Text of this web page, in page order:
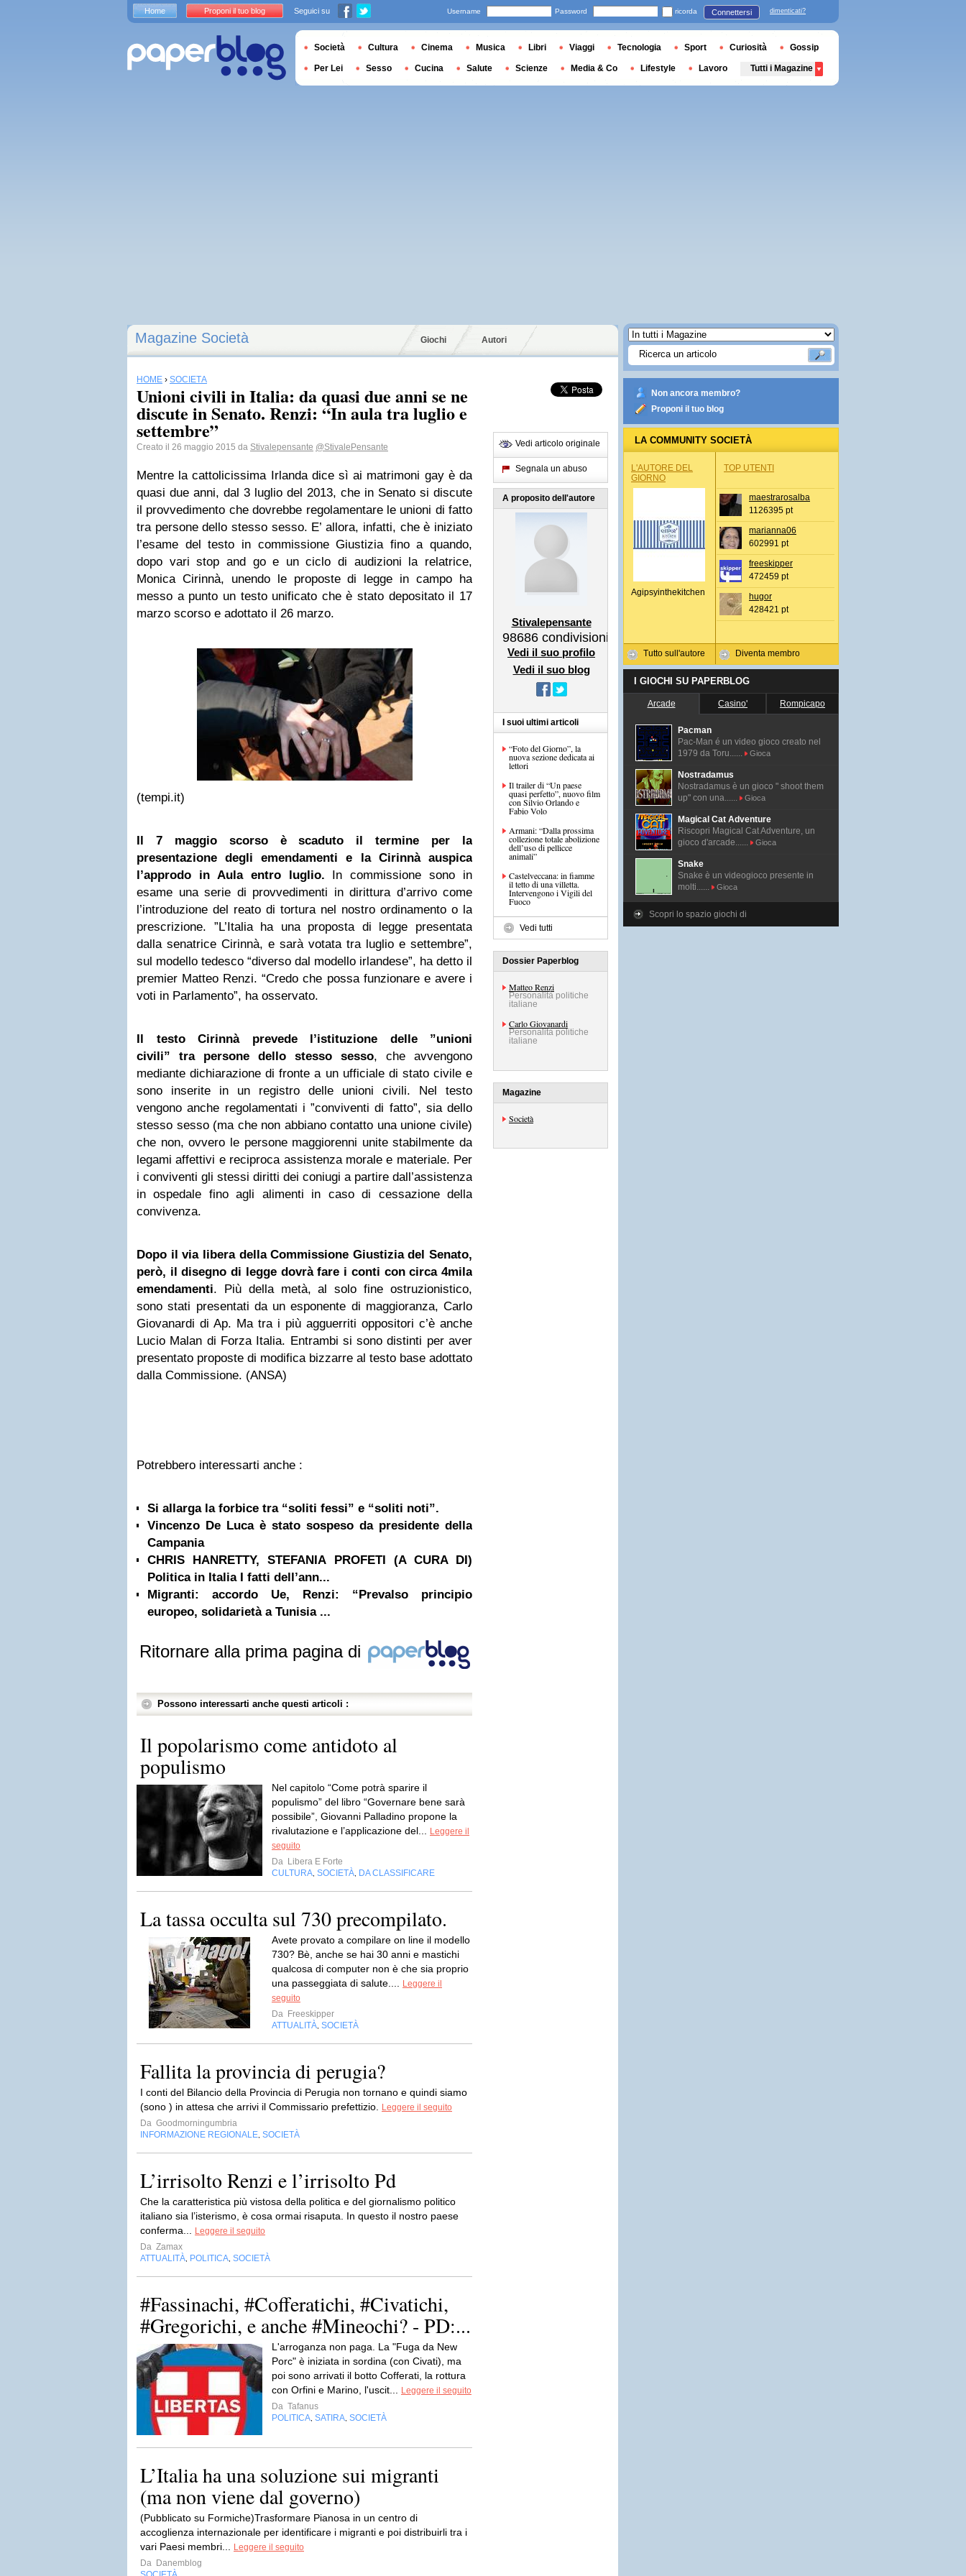
Magazine Società Giochi Autori
HOME › SOCIETÀ
Unioni civili in Italia: da quasi due anni se ne
discute in Senato. Renzi: “In aula tra luglio e
settembre”
Creato il 26 maggio 2015 da Stivalepensante @StivalePensante
Mentre la cattolicissima Irlanda dice sì ai matrimoni gay è da
quasi due anni, dal 3 luglio del 2013, che in Senato si discute
il provvedimento che dovrebbe regolamentare le unioni di fatto
tra persone dello stesso sesso. E’ allora, infatti, che è iniziato
l’esame del testo in commissione Giustizia fino a quando,
dopo vari stop and go e un ciclo di audizioni la relatrice,
Monica Cirinnà, unendo le proposte di legge in campo ha
messo a punto un testo unificato che è stato depositato il 17
marzo scorso e adottato il 26 marzo.
(tempi.it)
Il 7 maggio scorso è scaduto il termine per la
presentazione degli emendamenti e la Cirinnà auspica
l’approdo in Aula entro luglio. In commissione sono in
esame una serie di provvedimenti in dirittura d’arrivo come
l’introduzione del reato di tortura nel nostro ordinamento o la
prescrizione. ”L’Italia ha una proposta di legge presentata
dalla senatrice Cirinnà, e sarà votata tra luglio e settembre”,
sul modello tedesco “diverso dal modello irlandese”, ha detto il
premier Matteo Renzi. “Credo che possa funzionare e avere i
voti in Parlamento”, ha osservato.
Il testo Cirinnà prevede l’istituzione delle ”unioni
civili” tra persone dello stesso sesso, che avvengono
mediante dichiarazione di fronte a un ufficiale di stato civile e
sono inserite in un registro delle unioni civili. Nel testo
vengono anche regolamentati i ”conviventi di fatto”, sia dello
stesso sesso (ma che non abbiano contatto una unione civile)
che non, ovvero le persone maggiorenni unite stabilmente da
legami affettivi e reciproca assistenza morale e materiale. Per
i conviventi gli stessi diritti dei coniugi a partire dall’assistenza
in ospedale fino agli alimenti in caso di cessazione della
convivenza.
Dopo il via libera della Commissione Giustizia del Senato,
però, il disegno di legge dovrà fare i conti con circa 4mila
emendamenti. Più della metà, al solo fine ostruzionistico,
sono stati presentati da un esponente di maggioranza, Carlo
Giovanardi di Ap. Ma tra i più agguerriti oppositori c’è anche
Lucio Malan di Forza Italia. Entrambi si sono distinti per aver
presentato proposte di modifica bizzarre al testo base adottato
dalla Commissione. (ANSA)
Potrebbero interessarti anche :
Si allarga la forbice tra “soliti fessi” e “soliti noti”.
Vincenzo De Luca è stato sospeso da presidente della
Campania
CHRIS HANRETTY, STEFANIA PROFETI (A CURA DI)
Politica in Italia I fatti dell’ann...
Migranti: accordo Ue, Renzi: “Prevalso principio
europeo, solidarietà a Tunisia ...
Ritornare alla prima pagina di
Possono interessarti anche questi articoli :
Il popolarismo come antidoto al
populismo
Nel capitolo “Come potrà sparire il
populismo” del libro “Governare bene sarà
possibile”, Giovanni Palladino propone la
rivalutazione e l’applicazione del...
Leggere il
seguito
Da Libera E Forte
CULTURA SOCIETÀ DA CLASSIFICARE
La tassa occulta sul 730 precompilato.
Avete provato a compilare on line il modello
730? Bè, anche se hai 30 anni e mastichi
qualcosa di computer non è che sia proprio
una passeggiata di salute....
Leggere il
seguito
Da Freeskipper
ATTUALITÀ SOCIETÀ
Fallita la provincia di perugia?
I conti del Bilancio della Provincia di Perugia non tornano e quindi siamo
(sono ) in attesa che arrivi il Commissario prefettizio.
Leggere il seguito
Da Goodmorningumbria
INFORMAZIONE REGIONALE SOCIETÀ
L’irrisolto Renzi e l’irrisolto Pd
Che la caratteristica più vistosa della politica e del giornalismo politico
italiano sia l’isterismo, è cosa ormai risaputa. In questo il nostro paese
conferma...
Leggere il seguito
Da Zamax
ATTUALITÀ POLITICA SOCIETÀ
#Fassinachi, #Cofferatichi, #Civatichi,
#Gregorichi, e anche #Mineochi? - PD:...
L'arroganza non paga. La "Fuga da New
Porc" è iniziata in sordina (con Civati), ma
poi sono arrivati il botto Cofferati, la rottura
con Orfini e Marino, l'uscit...
Leggere il seguito
Da Tafanus
POLITICA SATIRA SOCIETÀ
L’Italia ha una soluzione sui migranti
(ma non viene dal governo)
(Pubblicato su Formiche)Trasformare Pianosa in un centro di
accoglienza internazionale per identificare i migranti e poi distribuirli tra i
vari Paesi membri...
Leggere il seguito
Da Danemblog
Vedi articolo originale
Segnala un abuso
A proposito dell'autore
Stivalepensante
98686 condivisioni
Vedi il suo profilo
Vedi il suo blog
I suoi ultimi articoli
“Foto del Giorno”, la
nuova sezione dedicata ai
lettori
Il trailer di “Un paese
quasi perfetto”, nuovo film
con Silvio Orlando e
Fabio Volo
Armani: “Dalla prossima
collezione totale abolizione
dell’uso di pellicce
animali”
Castelveccana: in fiamme
il tetto di una villetta.
Intervengono i Vigili del
Fuoco
Vedi tutti
Dossier Paperblog
Matteo Renzi
Personalità politiche
italiane
Carlo Giovanardi
Personalità politiche
italiane
Magazine
Società
Non ancora membro?
Proponi il tuo blog
LA COMMUNITY SOCIETÀ
L'AUTORE DEL
GIORNO
Agipsyinthekitchen
Tutto sull'autore
TOP UTENTI
maestrarosalba
1126395 pt
marianna06
602991 pt
freeskipper
472459 pt
hugor
428421 pt
Diventa membro
I GIOCHI SU PAPERBLOG
Arcade Casino' Rompicapo
Pacman
Pac-Man é un video gioco creato nel
1979 da Toru......
Gioca
Nostradamus
Nostradamus è un gioco " shoot them
up" con una......
Gioca
Magical Cat Adventure
Riscopri Magical Cat Adventure, un
gioco d'arcade......
Gioca
Snake
Snake è un videogioco presente in
molti......
Gioca
Scopri lo spazio giochi di
Home Proponi il tuo blog Seguici su Username Password ricorda Connettersi dimenticati?
Società Cultura Cinema Musica Libri Viaggi Tecnologia Sport Curiosità Gossip
Per Lei Sesso Cucina Salute Scienze Media & Co Lifestyle Lavoro Tutti i Magazine